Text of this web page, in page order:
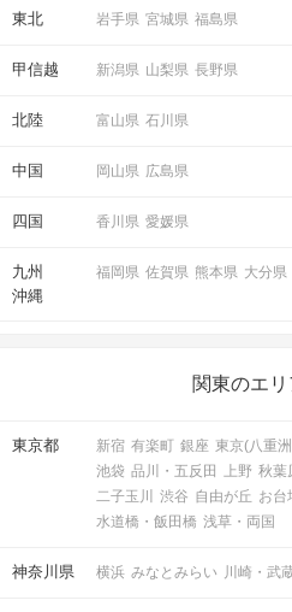
東北 岩手県 宮城県 福島県
甲信越 新潟県 山梨県 長野県
北陸 富山県 石川県
中国 岡山県 広島県
四国 香川県 愛媛県
九州
沖縄
福岡県 佐賀県 熊本県 大分県
関東のエ
東京都 新宿 有楽町 銀座 東京(八重
池袋 品川・五反田 上野 秋葉
二子玉川
渋谷 自由が丘 お台
水道橋・飯田橋 浅草・両国
神奈川県 横浜 みなとみらい 川崎・武